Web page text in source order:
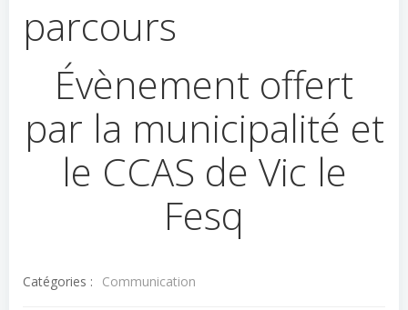
parcours
Évènement offert
par la municipalité et
le CCAS de Vic le
Fesq
Catégories : Communication